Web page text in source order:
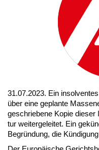
31.07.2023. Ein
über ei­ne ge­plan­te
ge­schrie­be­ne Ko­pie
tur wei­ter­ge­lei­tet. Ein
Be­grün­dung, die